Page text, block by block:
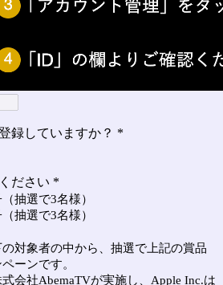
録していますか？ *
ださい *
抽選で3名様）
抽選で3名様）
対象者の中から、抽選で上記の賞品
ーンです。
会社AbemaTVが実施し、Apple Inc.は